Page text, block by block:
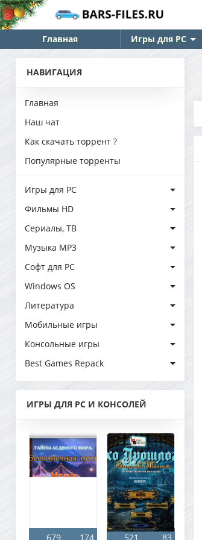
Главная Игры для PC
НАВИГАЦИЯ
Главная
Наш чат
Как скачать торрент ?
Популярные торренты
Игры для PC
Фильмы HD
Сериалы, ТВ
Музыка MP3
Софт для PC
Windows OS
Литература
Мобильные игры
Консольные игры
Best Games Repack
ИГРЫ ДЛЯ PC И КОНСОЛЕЙ
679 174 521 83